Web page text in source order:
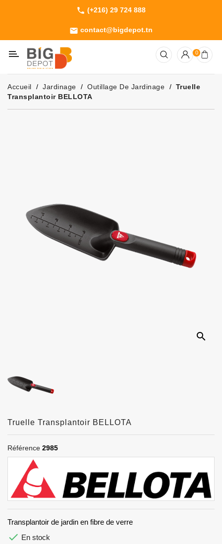
phone (+216) 29 724 888
email contact@bigdepot.tn
Machines
Outillage
Jardinage
Consommables
0
Accueil Jardinage Outillage De Jardinage
Truelle
Transplantoir BELLOTA
search
Truelle Transplantoir BELLOTA
Référence 2985
Transplantoir de jardin en fibre de verre
 En stock